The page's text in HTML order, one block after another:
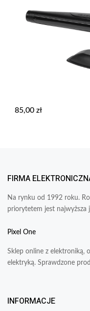
85,00 zł
FIRMA
Na rynku od 1992 roku.
priorytetem jest najwyższa
Pixel One
Sklep online z elektroniką,
elektryką. Sprawdzone
INFORMACJE